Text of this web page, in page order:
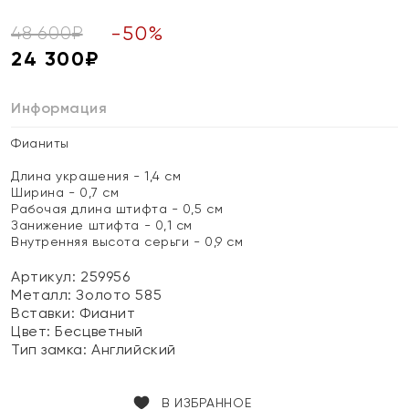
48 600₽ -50%
24 300₽
Информация
Фианиты
Длина украшения - 1,4 см
Ширина - 0,7 см
Рабочая длина штифта - 0,5 см
Занижение штифта - 0,1 см
Внутренняя высота серьги - 0,9 см
Артикул: 259956
Металл:Золото 585
Вставки: Фианит
Цвет:Бесцветный
Тип замка:Английский
В ИЗБРАННОЕ